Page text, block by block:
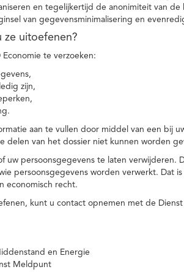
en tegelijkertijd de anonimiteit van
van gegevensminimalisering en
ze uitoefenen?
te verzoeken:
zijn,
aan te vullen door middel van een bij
delen van het dossier niet kunnen worden
uw persoonsgegevens te laten verwijderen.
persoonsgegevens worden verwerkt. Dat
economisch recht.
kunt u contact opnemen met de
en Energie
Meldpunt